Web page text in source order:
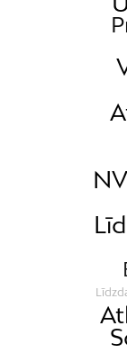
Kundziņsala
Mežaparks